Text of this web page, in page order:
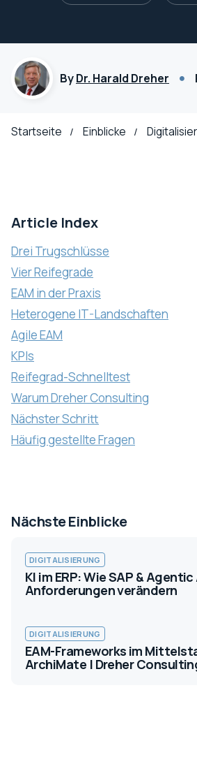
ByDr. Harald Dreher
Startseite Einblicke
Article Index
Drei Trugschlüsse
Vier Reifegrade
EAM in der Praxis
Heterogene IT-Landschaften
Agile EAM
KPIs
Reifegrad-Schnelltest
Warum Dreher Consulting
Nächster Schritt
Häufig gestellte Fragen
Nächste Einblicke
DIGITALISIERUNG
KI im ERP: Wie SAP &
Anforderungen verändern
DIGITALISIERUNG
EAM-Frameworks im
ArchiMate | Dreher